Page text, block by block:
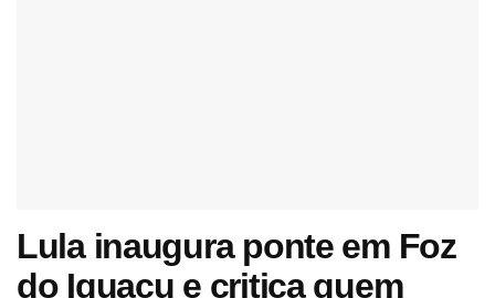
Lula inaugura ponte em Foz
do Iguaçu e critica quem